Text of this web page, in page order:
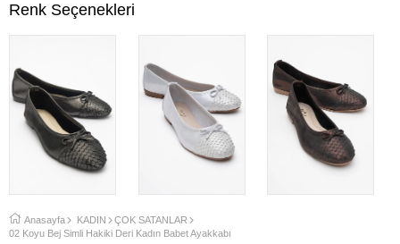
Renk Seçenekleri
Anasayfa KADIN
ÇOK SATANLAR
02 Koyu Bej Simli Hakiki Deri Kadın Babet Ayakkabı